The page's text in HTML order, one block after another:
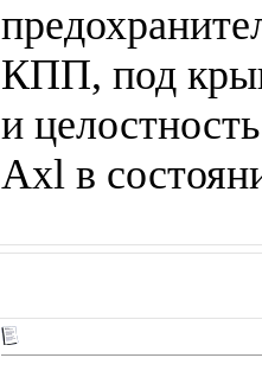
КПП, под
и
Axl в